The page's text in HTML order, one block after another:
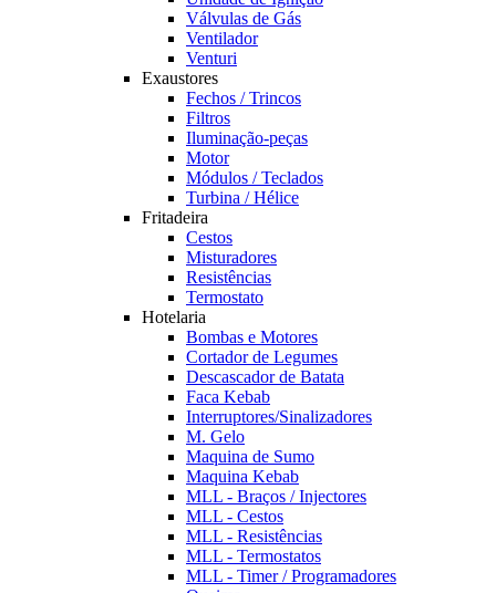
Válvulas de Gás
Ventilador
Venturi
Exaustores
Fechos / Trincos
Filtros
Iluminação-peças
Motor
Módulos / Teclados
Turbina / Hélice
Fritadeira
Cestos
Misturadores
Resistências
Termostato
Hotelaria
Bombas e Motores
Cortador de Legumes
Descascador de Batata
Faca Kebab
Interruptores/Sinalizadores
M. Gelo
Maquina de Sumo
Maquina Kebab
MLL - Braços / Injectores
MLL - Cestos
MLL - Resistências
MLL - Termostatos
MLL - Timer / Programadores